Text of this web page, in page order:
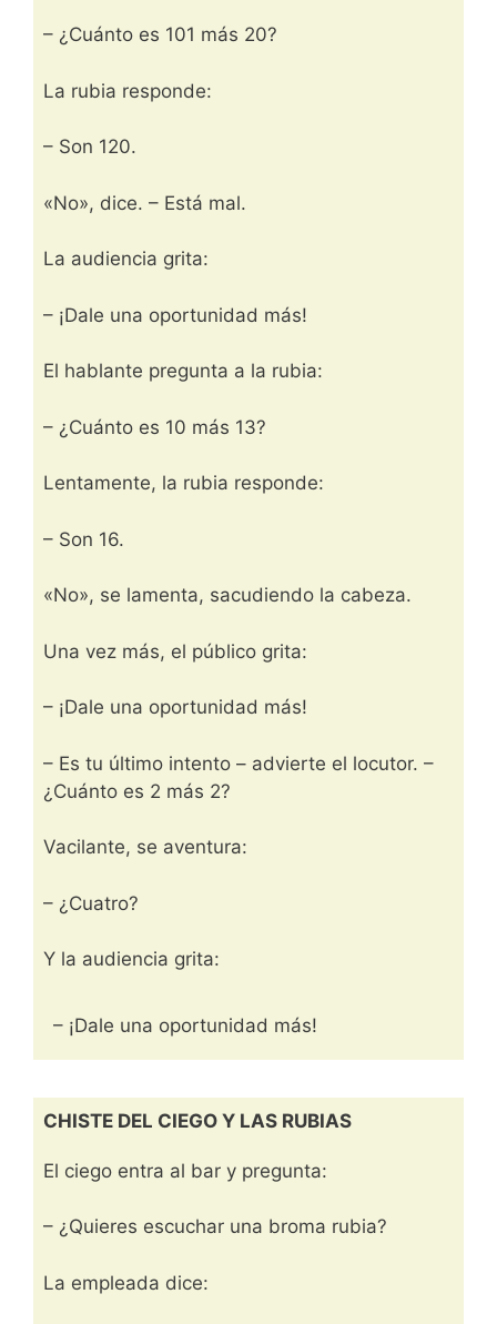
– ¿Cuánto es 101 más 20?
La rubia responde:
– Son 120.
«No», dice. – Está mal.
La audiencia grita:
– ¡Dale una oportunidad más!
El hablante pregunta a la rubia:
– ¿Cuánto es 10 más 13?
Lentamente, la rubia responde:
– Son 16.
«No», se lamenta, sacudiendo la cabeza.
Una vez más, el público grita:
– ¡Dale una oportunidad más!
– Es tu último intento – advierte el locutor. –
¿Cuánto es 2 más 2?
Vacilante, se aventura:
– ¿Cuatro?
Y la audiencia grita:
– ¡Dale una oportunidad más!
CHISTE DEL CIEGO Y LAS RUBIAS
El ciego entra al bar y pregunta:
– ¿Quieres escuchar una broma rubia?
La empleada dice: